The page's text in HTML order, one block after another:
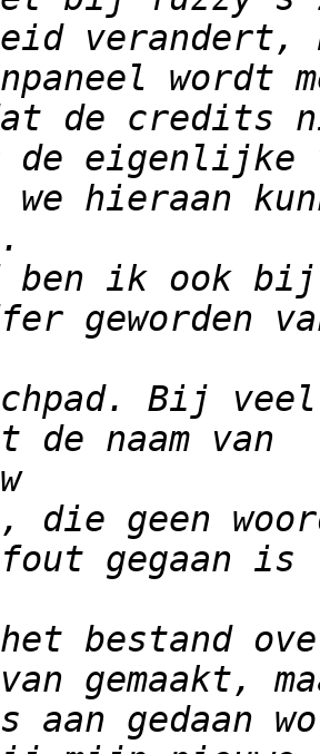
wordt
de eigenlijke
ben ik ook
Bij
die geen
bestand
aan gedaan